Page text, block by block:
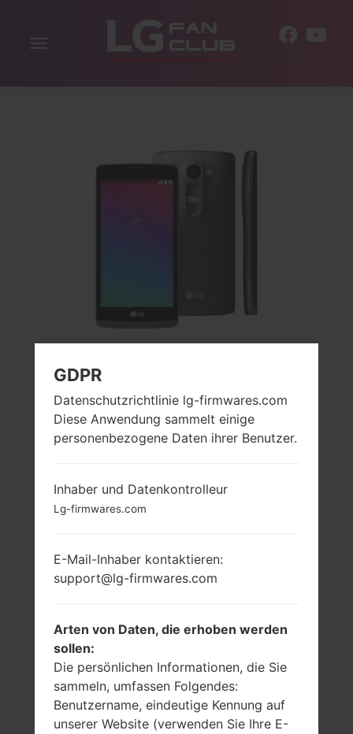
Navigation
LG H420F (LGH420F)
AUS DER LG SPIRIT
4.7 in (~69.1%
Bildschirm zu
(~312 Dichte der
Pixel pro Zoll)
1.3 GHz Cortex-A7
Mediatek MT6582
GDPR
Datenschutzrichtlinie lg-firmwares.com
Diese Anwendung sammelt einige
personenbezogene Daten ihrer Benutzer.
Inhaber und Datenkontrolleur
Lg-firmwares.com
E-Mail-Inhaber kontaktieren:
support@lg-firmwares.com
Arten von Daten, die erhoben werden
sollen:
Die persönlichen Informationen, die Sie
sammeln, umfassen Folgendes:
Benutzername, eindeutige Kennung auf
unserer Website (verwenden Sie Ihre E-